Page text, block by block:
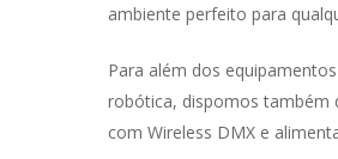
ambiente perfeito para
Para além dos
robótica, dispomos também
com Wireless DMX e